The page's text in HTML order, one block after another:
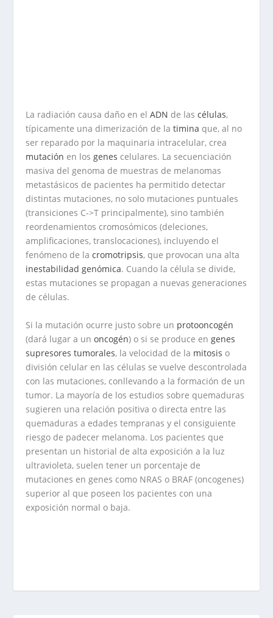
La radiación causa daño en elADN de lascélulas,
típicamente una dimerización de latimina que, al no
ser reparado por la maquinaria intracelular, crea
mutación en losgenes celulares. La secuenciación
masiva del genoma de muestras de melanomas
metastásicos de pacientes ha permitido detectar
distintas mutaciones, no solo mutaciones puntuales
(transiciones C->T principalmente), sino también
reordenamientos cromosómicos (deleciones,
amplificaciones, translocaciones), incluyendo el
fenómeno de lacromotripsis, que provocan una alta
inestabilidad genómica. Cuando la célula se divide,
estas mutaciones se propagan a nuevas generaciones
de células.
Si la mutación ocurre justo sobre un protooncogén
(dará lugar a unoncogén) o si se produce en genes
supresores tumorales, la velocidad de la mitosis o
división celular en las células se vuelve descontrolada
con las mutaciones, conllevando a la formación de un
tumor. La mayoría de los estudios sobre quemaduras
sugieren una relación positiva o directa entre las
quemaduras a edades tempranas y el consiguiente
riesgo de padecer melanoma. Los pacientes que
presentan un historial de alta exposición a la luz
ultravioleta, suelen tener un porcentaje de
mutaciones en genes como NRAS o BRAF (oncogenes)
superior al que poseen los pacientes con una
exposición normal o baja.